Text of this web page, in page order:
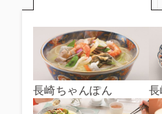
長崎ちゃんぽん